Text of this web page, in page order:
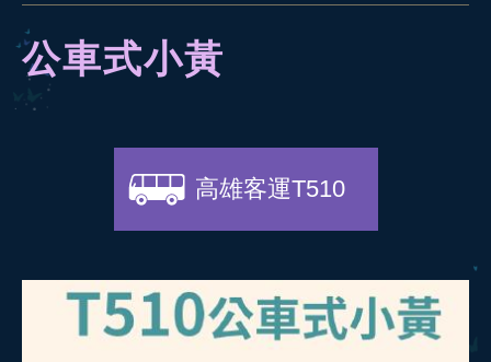
公車式小黃
高雄客運T510